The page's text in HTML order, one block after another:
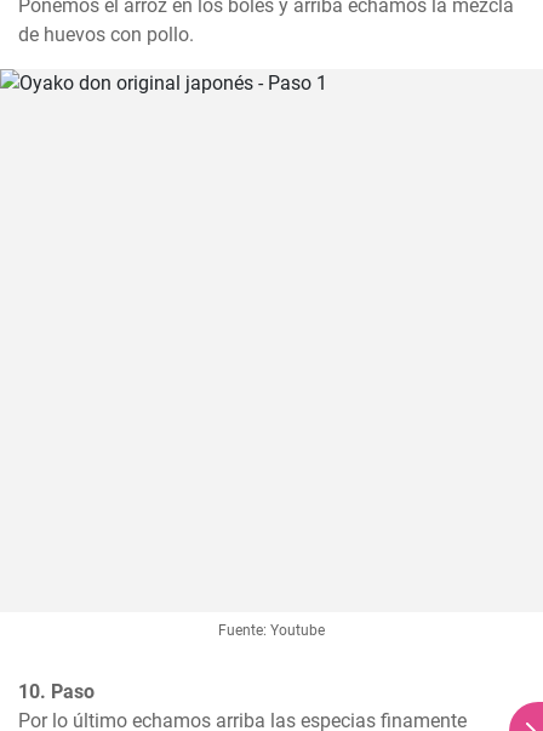
Ponemos el arroz en los boles y arriba echamos la mezcla
de huevos con pollo.
Fuente: Youtube
10. Paso
Por lo último echamos arriba las especias finamente